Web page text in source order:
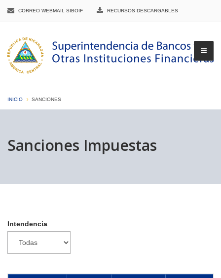
CORREO WEBMAIL SIBOIF RECURSOS DESCARGABLES
INICIO SANCIONES
Sanciones Impuestas
Intendencia